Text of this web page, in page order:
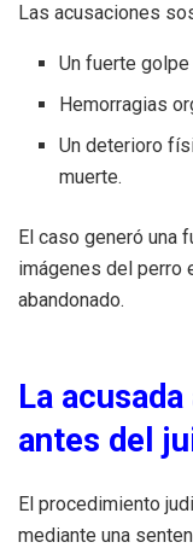
Las acusaciones
Un fuerte golpe
Hemorragias
Un deterioro
muerte.
El caso generó una
imágenes del perro
abandonado.
La
antes del
El procedimiento
mediante una